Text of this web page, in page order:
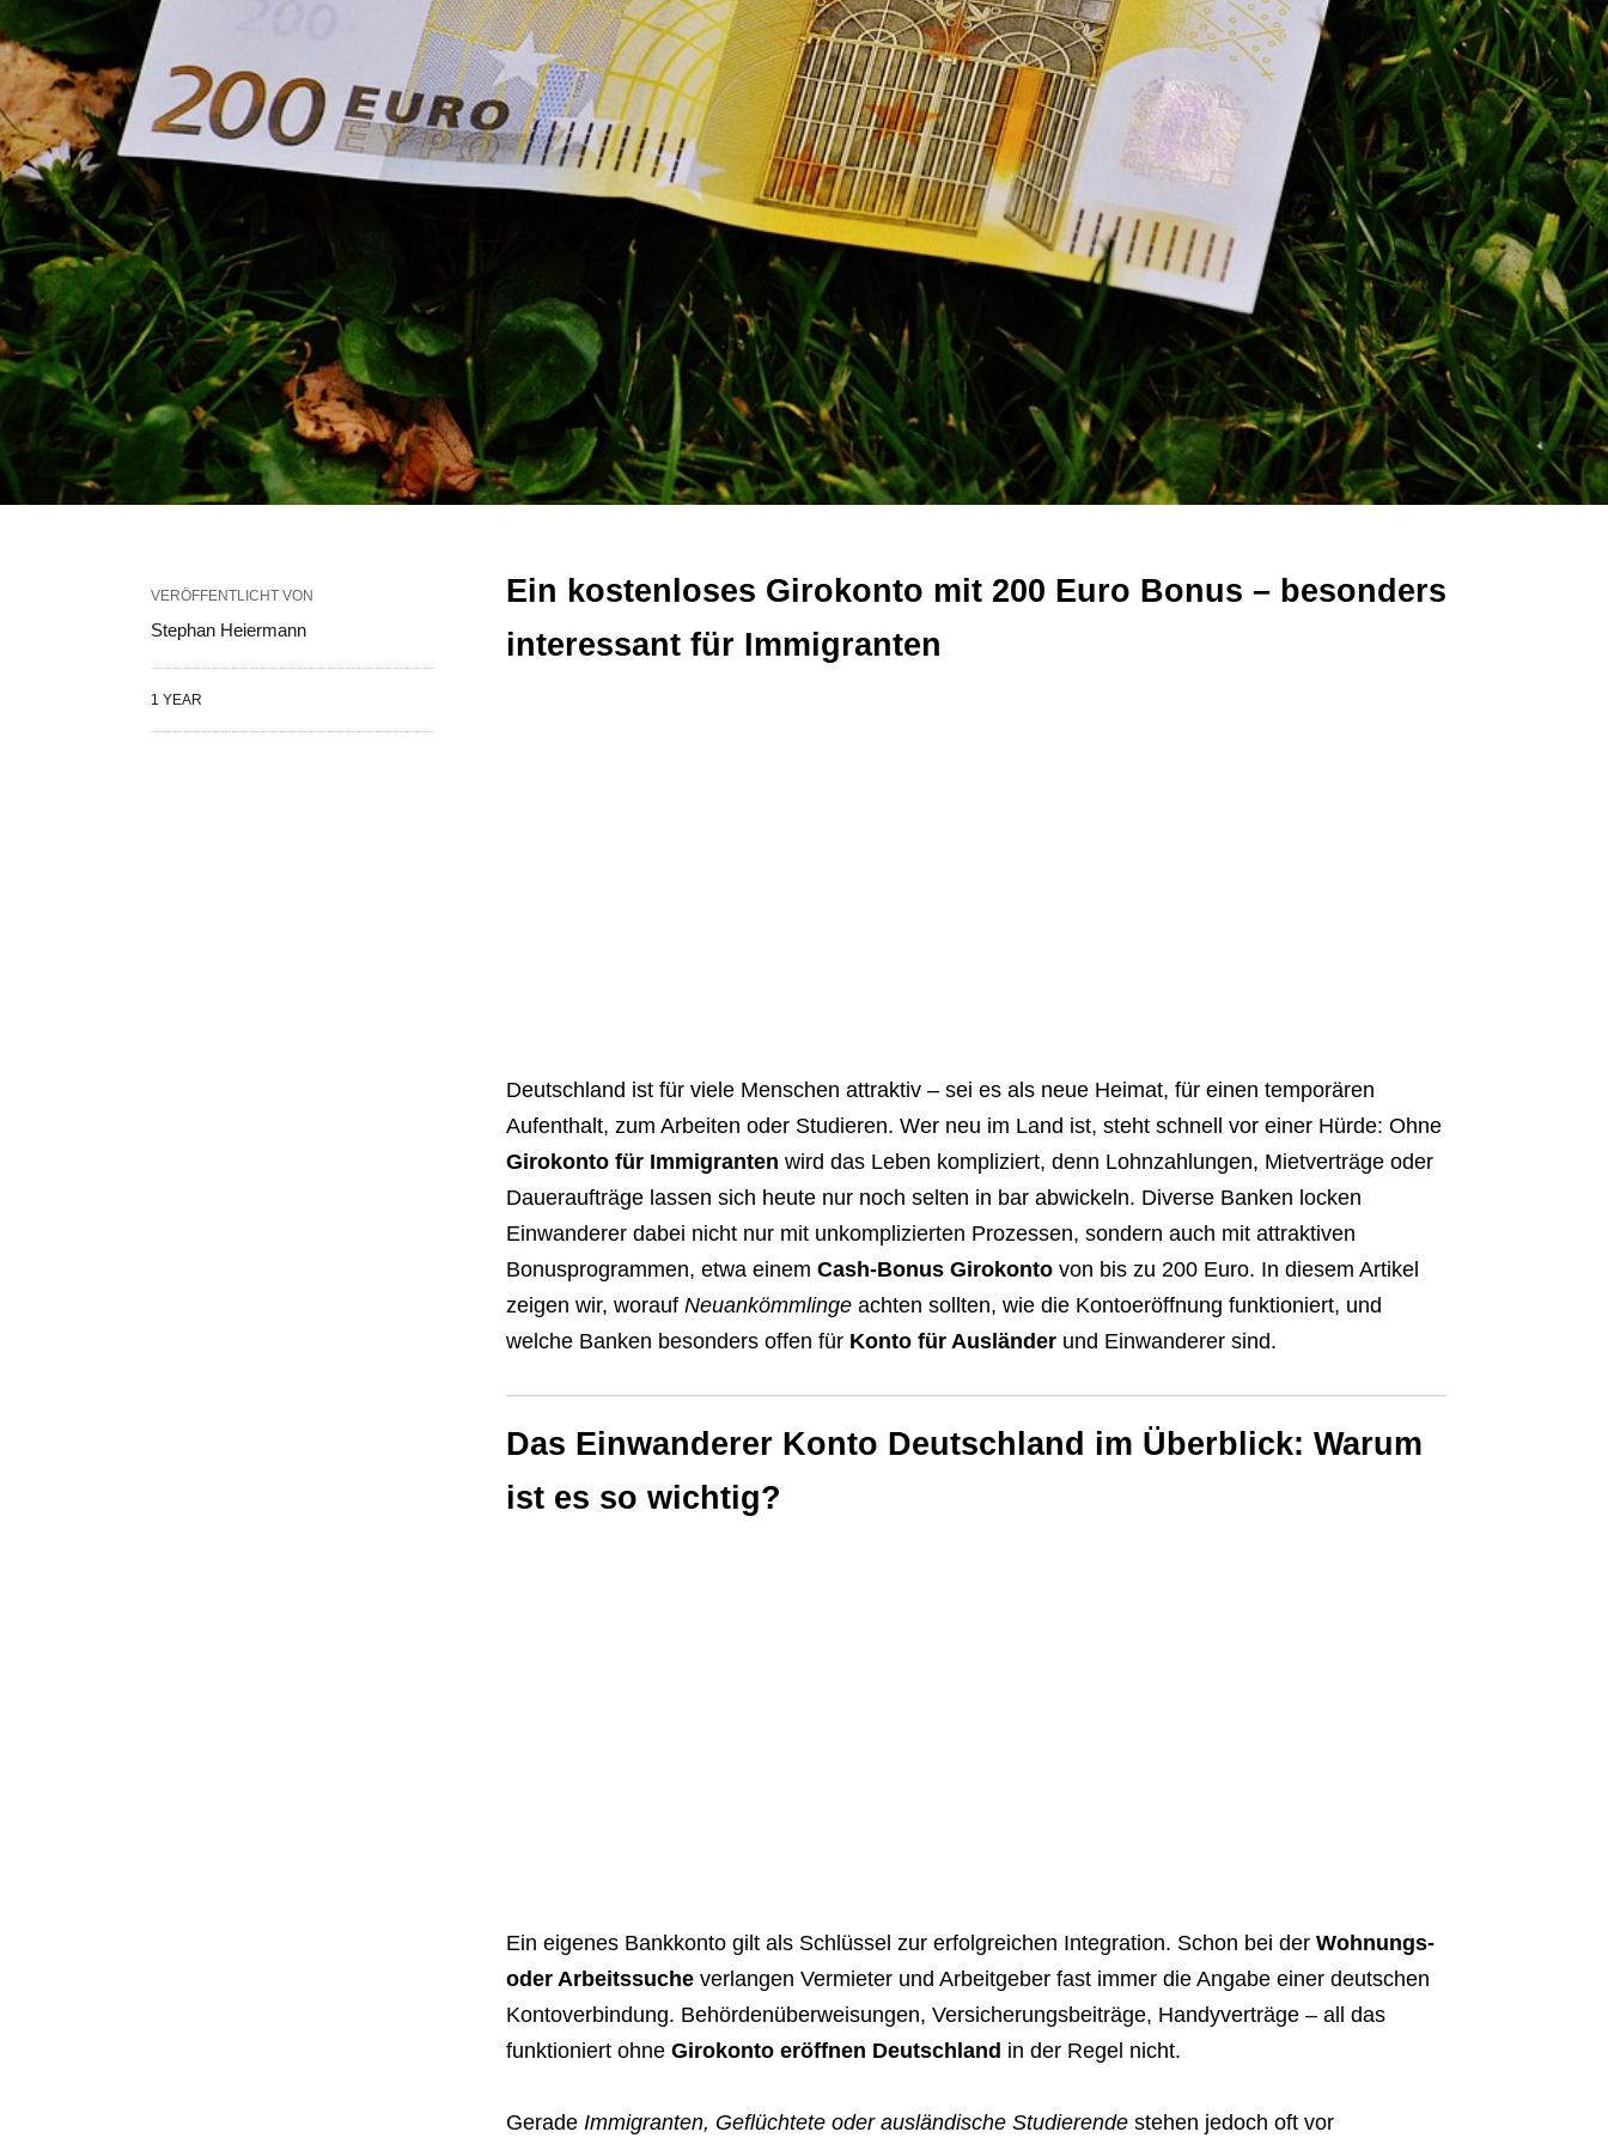
Ein kostenloses Girokonto mit 200 Euro Bonus – besonders
interessant für Immigranten
Deutschland ist für viele Menschen attraktiv – sei es als neue Heimat, für einen temporären
Aufenthalt, zum Arbeiten oder Studieren. Wer neu im Land ist, steht schnell vor einer Hürde: Ohne
Girokonto für Immigranten wird das Leben kompliziert, denn Lohnzahlungen, Mietverträge oder
Daueraufträge lassen sich heute nur noch selten in bar abwickeln. Diverse Banken locken
Einwanderer dabei nicht nur mit unkomplizierten Prozessen, sondern auch mit attraktiven
Bonusprogrammen, etwa einem Cash-Bonus Girokonto von bis zu 200 Euro. In diesem Artikel
zeigen wir, worauf Neuankömmlinge achten sollten, wie die Kontoeröffnung funktioniert, und
welche Banken besonders offen für Konto für Ausländer und Einwanderer sind.
Das Einwanderer Konto Deutschland im Überblick: Warum
ist es so wichtig?
Ein eigenes Bankkonto gilt als Schlüssel zur erfolgreichen Integration. Schon bei der Wohnungs-
oder Arbeitssuche verlangen Vermieter und Arbeitgeber fast immer die Angabe einer deutschen
Kontoverbindung. Behördenüberweisungen, Versicherungsbeiträge, Handyverträge – all das
funktioniert ohne Girokonto eröffnen Deutschland in der Regel nicht.
Gerade Immigranten, Geflüchtete oder ausländische Studierende stehen jedoch oft vor
VERÖFFENTLICHT VON
Stephan Heiermann
1 YEAR